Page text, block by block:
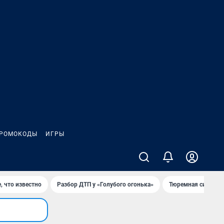
ИГРЫ
что известно Разбор ДТП у «Голубого огонька» Тюремная